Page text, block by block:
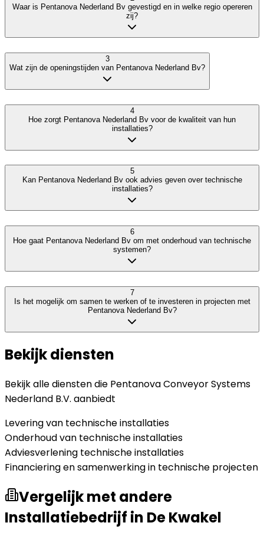
Waar is Pentanova Nederland Bv gevestigd en in welke regio opereren
zij?
3
Wat zijn de openingstijden van Pentanova Nederland Bv?
4
Hoe zorgt Pentanova Nederland Bv voor de kwaliteit van hun
installaties?
5
Kan Pentanova Nederland Bv ook advies geven over technische
installaties?
6
Hoe gaat Pentanova Nederland Bv om met onderhoud van technische
systemen?
7
Is het mogelijk om samen te werken of te investeren in projecten met
Pentanova Nederland Bv?
Bekijk diensten
Bekijk alle diensten die Pentanova Conveyor Systems
Nederland B.V. aanbiedt
Levering van technische installaties
Onderhoud van technische installaties
Adviesverlening technische installaties
Financiering en samenwerking in technische projecten
Vergelijk met andere
Installatiebedrijf in De Kwakel